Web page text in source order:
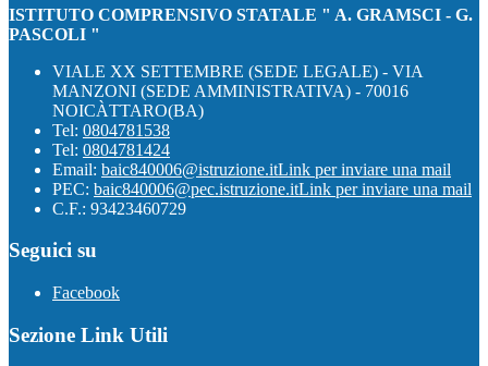
ISTITUTO COMPRENSIVO STATALE " A. GRAMSCI - G.
PASCOLI "
VIALE XX SETTEMBRE (SEDE LEGALE) - VIA
MANZONI (SEDE AMMINISTRATIVA) - 70016
NOICÀTTARO(BA)
Tel: 0804781538
Tel: 0804781424
Email: baic840006@istruzione.itLink per inviare una mail
PEC: baic840006@pec.istruzione.itLink per inviare una mail
C.F.: 93423460729
Seguici su
Facebook
Sezione Link Utili